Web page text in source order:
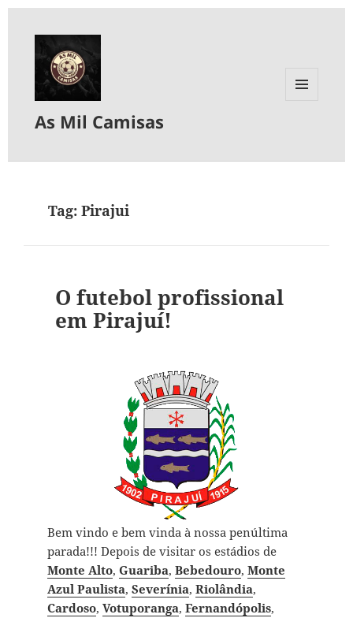
As Mil Camisas
Tag:Pirajui
O futebol profissional
em Pirajuí!
Bem vindo e bem vinda à nossa penúltima
parada!!! Depois de visitar os estádios de
Monte Alto, Guariba, Bebedouro, Monte
Azul Paulista, Severínia, Riolândia,
Cardoso, Votuporanga, Fernandópolis,